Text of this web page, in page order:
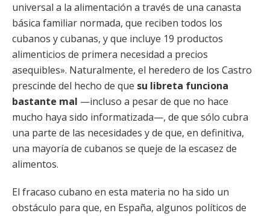
universal a la alimentación a través de una canasta
básica familiar normada, que reciben todos los
cubanos y cubanas, y que incluye 19 productos
alimenticios de primera necesidad a precios
asequibles». Naturalmente, el heredero de los Castro
prescinde del hecho de que su libreta funciona
bastante mal —incluso a pesar de que no hace
mucho haya sido informatizada—, de que sólo cubra
una parte de las necesidades y de que, en definitiva,
una mayoría de cubanos se queje de la escasez de
alimentos.
El fracaso cubano en esta materia no ha sido un
obstáculo para que, en España, algunos políticos de